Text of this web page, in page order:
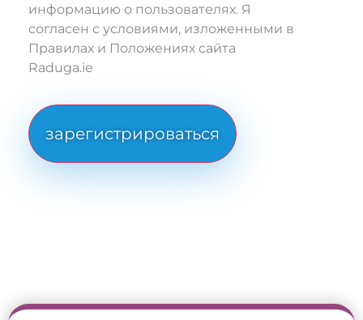
информацию о пользователях. Я
согласен с условиями, изложенными в
Правилах и Положениях сайта
Raduga.ie
No val